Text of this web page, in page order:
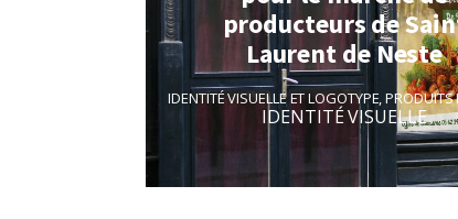
producteurs de
Laurent de Neste
IDENTITÉ VISUELLE ET LOGOTYPE,PRODUITS
IDENTITÉ VISUELLE